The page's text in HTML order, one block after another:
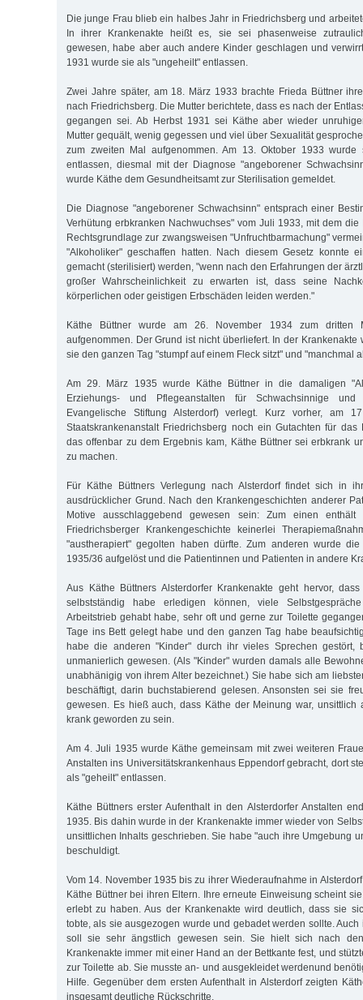
Die junge Frau blieb ein halbes Jahr in Friedrichsberg und
In ihrer Krankenakte heißt es, sie sei phasenweise
gewesen, habe aber auch andere Kinder geschlagen und
1931 wurde sie als "ungeheilt" entlassen.
Zwei Jahre später, am 18. März 1933 brachte Frieda Büttner
nach Friedrichsberg. Die Mutter berichtete, dass es nach der
gegangen sei. Ab Herbst 1931 sei Käthe aber wieder
Mutter gequält, wenig gegessen und viel über Sexualität
zum zweiten Mal aufgenommen. Am 13. Oktober 1933 wurde
entlassen, diesmal mit der Diagnose "angeborener
wurde Käthe dem Gesundheitsamt zur Sterilisation gemeldet.
Die Diagnose "angeborener Schwachsinn" entsprach einer
Verhütung erbkranken Nachwuchses" vom Juli 1933, mit dem
Rechtsgrundlage zur zwangsweisen "Unfruchtbarmachung"
"Alkoholiker" geschaffen hatten. Nach diesem Gesetz konnte
gemacht (sterilisiert) werden, "wenn nach den Erfahrungen der
großer Wahrscheinlichkeit zu erwarten ist, dass seine
körperlichen oder geistigen Erbschäden leiden werden."
Käthe Büttner wurde am 26. November 1934 zum dritten
aufgenommen. Der Grund ist nicht überliefert. In der Krankenakte
sie den ganzen Tag "stumpf auf einem Fleck sitzt" und "manchmal
Am 29. März 1935 wurde Käthe Büttner in die damaligen
Erziehungs- und Pflegeanstalten für Schwachsinnige und
Evangelische Stiftung Alsterdorf) verlegt. Kurz vorher, am
Staatskrankenanstalt Friedrichsberg noch ein Gutachten für das
das offenbar zu dem Ergebnis kam, Käthe Büttner sei erbkrank
zu machen.
Für Käthe Büttners Verlegung nach Alsterdorf findet sich in
ausdrücklicher Grund. Nach den Krankengeschichten anderer
Motive ausschlaggebend gewesen sein: Zum einen
Friedrichsberger Krankengeschichte keinerlei
"austherapiert" gegolten haben dürfte. Zum anderen wurde die
1935/36 aufgelöst und die Patientinnen und Patienten in andere
Aus Käthe Büttners Alsterdorfer Krankenakte geht hervor,
selbstständig habe erledigen können, viele
Arbeitstrieb gehabt habe, sehr oft und gerne zur Toilette
Tage ins Bett gelegt habe und den ganzen Tag habe
habe die anderen "Kinder" durch ihr vieles Sprechen
unmanierlich gewesen. (Als "Kinder" wurden damals alle
unabhänigig von ihrem Alter bezeichnet.) Sie habe sich am
beschäftigt, darin buchstabierend gelesen. Ansonsten sei sie
gewesen. Es hieß auch, dass Käthe der Meinung war, unsittlich
krank geworden zu sein.
Am 4. Juli 1935 wurde Käthe gemeinsam mit zwei weiteren
Anstalten ins Universitätskrankenhaus Eppendorf gebracht, dort
als "geheilt" entlassen.
Käthe Büttners erster Aufenthalt in den Alsterdorfer Anstalten
1935. Bis dahin wurde in der Krankenakte immer wieder von
unsittlichen Inhalts geschrieben. Sie habe "auch ihre Umgebung
beschuldigt.
Vom 14. November 1935 bis zu ihrer Wiederaufnahme in
Käthe Büttner bei ihren Eltern. Ihre erneute Einweisung scheint
erlebt zu haben. Aus der Krankenakte wird deutlich, dass sie
tobte, als sie ausgezogen wurde und gebadet werden sollte. Auch
soll sie sehr ängstlich gewesen sein. Sie hielt sich nach
Krankenakte immer mit einer Hand an der Bettkante fest, und
zur Toilette ab. Sie musste an- und ausgekleidet werdenund
Hilfe. Gegenüber dem ersten Aufenthalt in Alsterdorf zeigten
insgesamt deutliche Rückschritte.